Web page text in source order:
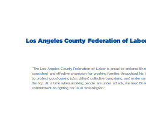
Los Angeles County Federation of
“The Los Angeles County Federation of Labor is proud to endorse
consistent and effective champion for working families throughout
to protect good-paying jobs, defend collective bargaining, and make
the top. At a time when working people are under attack, we need
commitment to fighting for us in Washington.”